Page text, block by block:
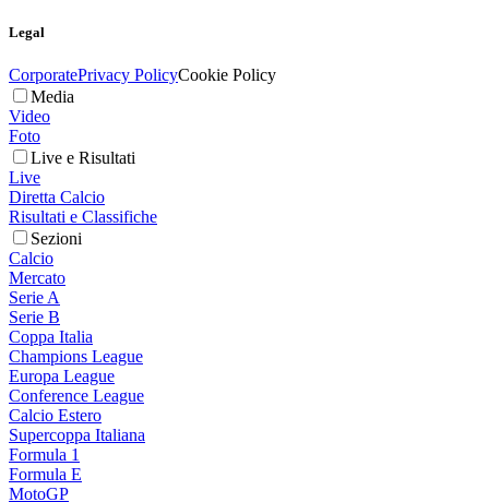
Legal
CorporatePrivacy PolicyCookie Policy
Media
Video
Foto
Live e Risultati
Live
Diretta Calcio
Risultati e Classifiche
Sezioni
Calcio
Mercato
Serie A
Serie B
Coppa Italia
Champions League
Europa League
Conference League
Calcio Estero
Supercoppa Italiana
Formula 1
Formula E
MotoGP